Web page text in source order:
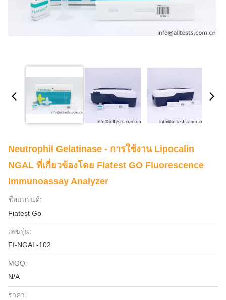
Neutrophil Gelatinase - การใช้งาน Lipocalin
NGAL ที่เกี่ยวข้องโดย Fiatest GO Fluorescence
Immunoassay Analyzer
ชื่อแบรนด์:
Fiatest Go
เลขรุ่น:
FI-NGAL-102
MOQ:
N/A
ราคา: